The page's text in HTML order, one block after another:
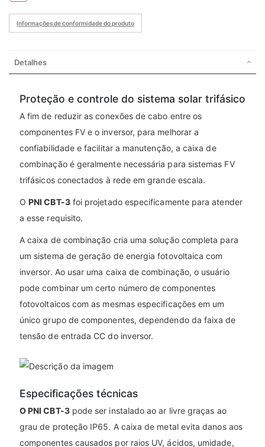
Informações de conformidade do produto
Detalhes
Proteção e controle do sistema solar trifásico
A fim de reduzir as conexões de cabo entre os
componentes FV e o inversor, para melhorar a
confiabilidade e facilitar a manutenção, a caixa de
combinação é geralmente necessária para sistemas FV
trifásicos conectados à rede em grande escala.
OPNI CBT-3foi projetado especificamente para atender
a esse requisito.
A caixa de combinação cria uma solução completa para
um sistema de geração de energia fotovoltaica com
inversor. Ao usar uma caixa de combinação, o usuário
pode combinar um certo número de componentes
fotovoltaicos com as mesmas especificações em um
único grupo de componentes, dependendo da faixa de
tensão de entrada CC do inversor.
Especificações técnicas
O PNI CBT-3pode ser instalado ao ar livre graças ao
grau de proteção IP65. A caixa de metal evita danos aos
componentes causados por raios UV, ácidos, umidade,